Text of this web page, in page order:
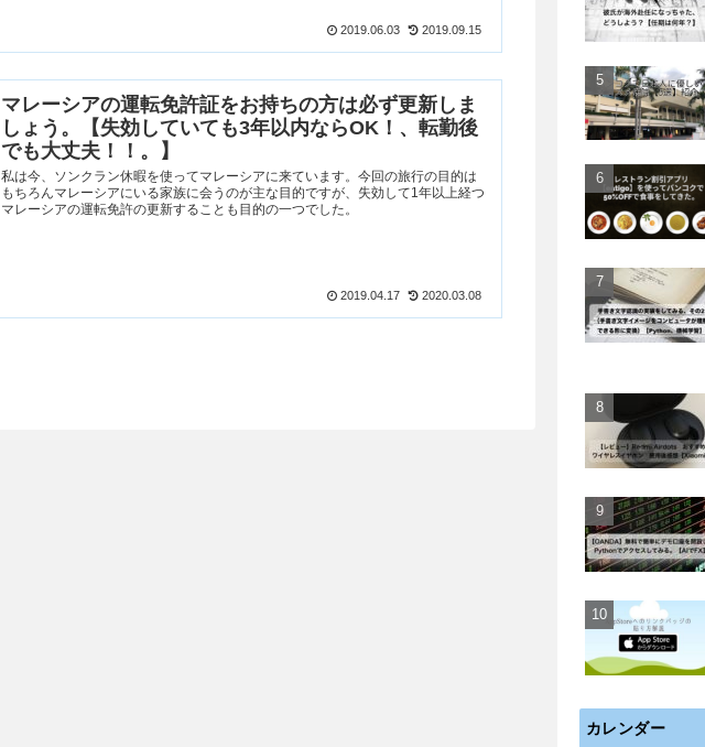
2019.06.03 2019.09.15
マレーシアの運転免許証をお持ちの方は必ず更新しま
しょう。【失効していても3年以内ならOK！、転勤後
でも大丈夫！！。】
私は今、ソンクラン休暇を使ってマレーシアに来ています。今回の旅行の目的は
もちろんマレーシアにいる家族に会うのが主な目的ですが、失効して1年以上経つ
マレーシアの運転免許の更新することも目的の一つでした。
2019.04.17 2020.03.08
カレンダー